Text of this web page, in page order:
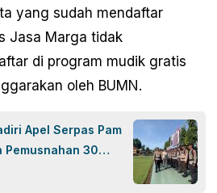
yang sudah mendaftar
Jasa Marga tidak
di program mudik gratis
oleh BUMN.
Apel Serpas Pam
Pemusnahan 30
Polres Pasbar